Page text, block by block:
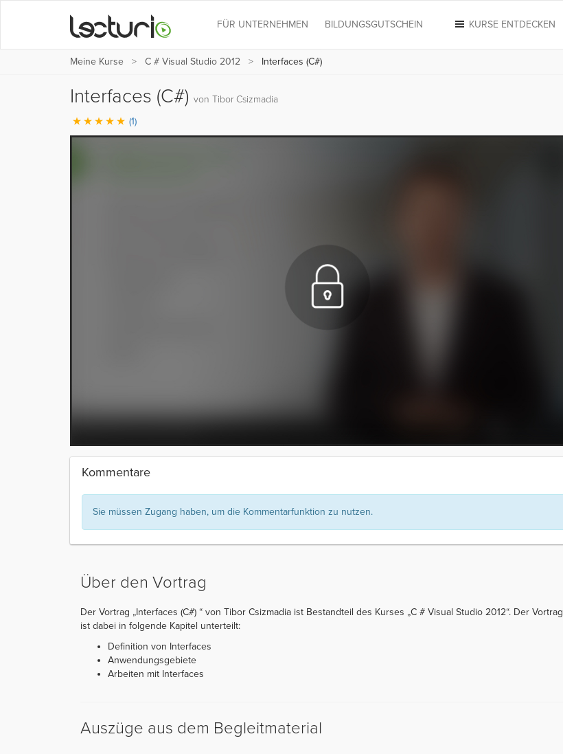
KURSE ENTDECKEN
FÜR UNTERNEHMEN BILDUNGSGUTSCHEIN
Meine Kurse C # Visual Studio 2012 Interfaces (C#)
Interfaces (C#) von Tibor Csizmadia
(1)
Kommentare
Sie müssen Zugang haben, um die Kommentarfunktion zu nutzen.
Über den Vortrag
Der Vortrag „Interfaces (C#) “ von Tibor Csizmadia ist Bestandteil des Kurses „C # Visual Studio 2012“. Der Vortrag
ist dabei in folgende Kapitel unterteilt:
Definition von Interfaces
Anwendungsgebiete
Arbeiten mit Interfaces
Auszüge aus dem Begleitmaterial